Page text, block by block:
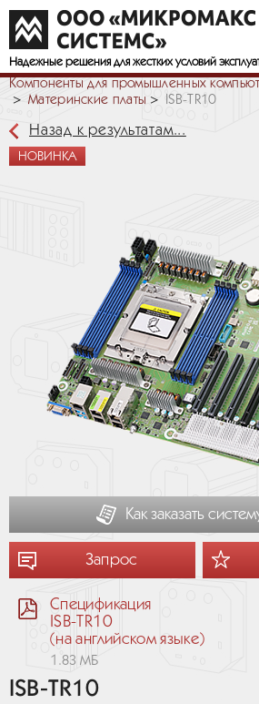
Надежные решения для жестких условий
Компоненты для промышленных
Материнские платы
ISB-TR10
Назад к результатам...
НОВИНКА
Как заказать
Запрос
Спецификация
ISB-TR10
(на английском языке)
1.83 МБ
ISB-TR10